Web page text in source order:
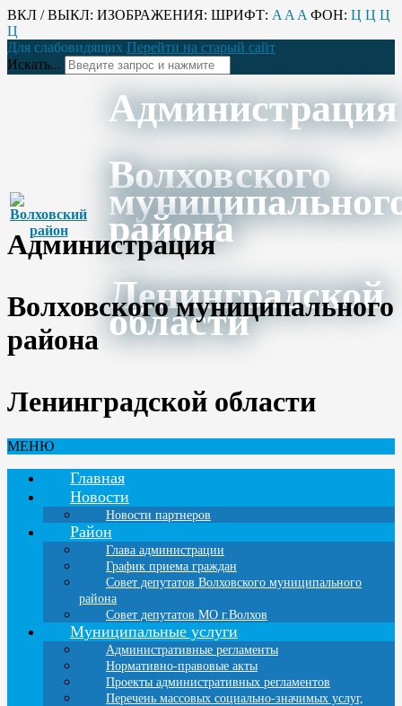
ВКЛ / ВЫКЛ: ИЗОБРАЖЕНИЯ: ШРИФТ: A A A ФОН: Ц Ц Ц
Ц
Для слабовидящих Перейти на старый сайт
Искать...
Администрация
Волховского
района
Ленинградской
области
Администрация
Волховского муниципального
района
Ленинградской области
МЕНЮ
Главная
Новости
Новости партнеров
Район
Глава администрации
График приема граждан
Совет депутатов Волховского муниципального
района
Совет депутатов МО г.Волхов
Муниципальные услуги
Административные регламенты
Нормативно-правовые акты
Проекты административных регламентов
Перечень массовых социально-значимых услуг,